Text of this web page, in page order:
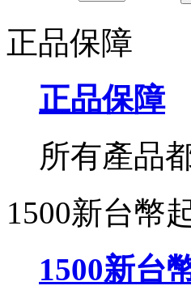
正品保障
正品保障
所有產品
1500新台幣
1500新台